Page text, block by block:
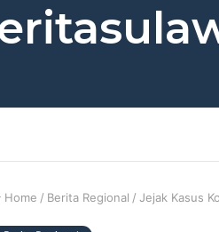
Home / Berita Regional / Jejak Kasus